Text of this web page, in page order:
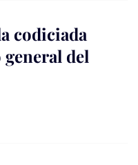
codiciada
general del